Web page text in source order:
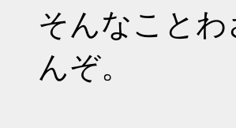
そんなこと
んぞ。